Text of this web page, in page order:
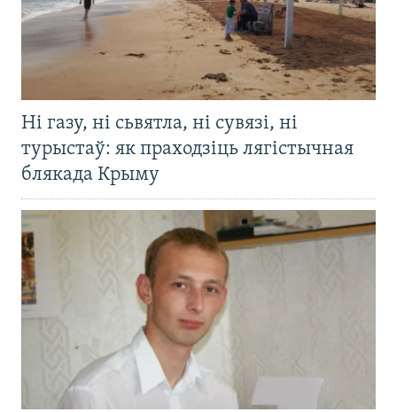
Ні газу, ні сьвятла, ні сувязі, ні
турыстаў: як праходзіць лягістычная
блякада Крыму